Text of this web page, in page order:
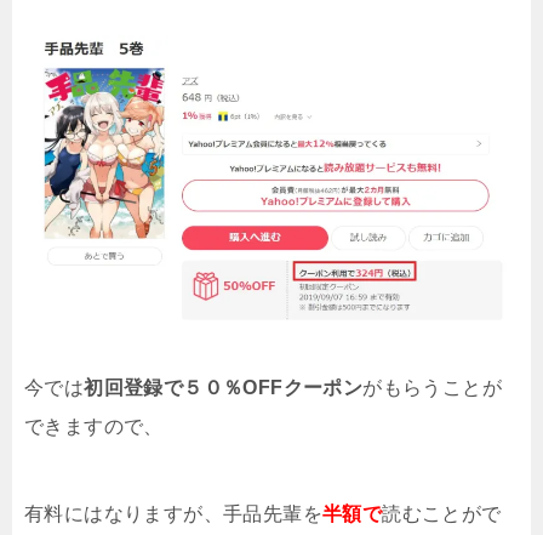
今では初回登録で５０％OFFクーポンがもらうことが
できますので、
有料にはなりますが、手品先輩 を半額で読むことがで